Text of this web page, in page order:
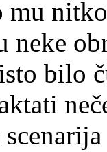
mu
neke
bilo